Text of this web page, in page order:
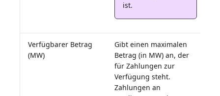
ist.
Verfügbarer Betrag
(MW)
Gibt einen maximalen
Betrag (in MW) an, der
für Zahlungen zur
Verfügung steht.
Zahlungen an